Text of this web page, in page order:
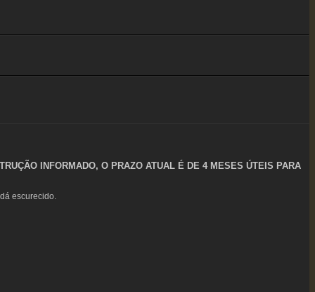
INFORMADO, O PRAZO ATUAL É DE 4 MESES ÚTEIS PARA
escurecido.